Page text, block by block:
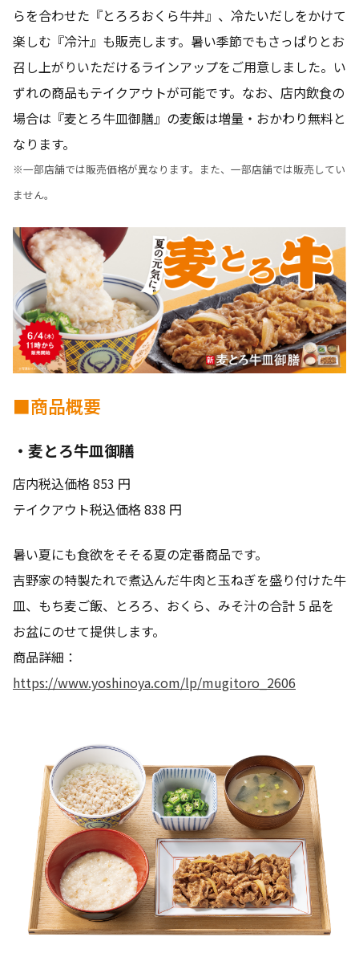
らを合わせた『とろろおくら牛丼』、冷たいだしをかけて
楽しむ『冷汁』も販売します。暑い季節でもさっぱりとお
召し上がりいただけるラインアップをご用意しました。い
ずれの商品もテイクアウトが可能です。なお、店内飲食の
場合は『麦とろ牛皿御膳』の麦飯は増量・おかわり無料と
なります。
※一部店舗では販売価格が異なります。また、一部店舗では販売してい
ません。
■商品概要
・麦とろ牛皿御膳
店内税込価格 853 円
テイクアウト税込価格 838 円
暑い夏にも食欲をそそる夏の定番商品です。
吉野家の特製たれで煮込んだ牛肉と玉ねぎを盛り付けた牛
皿、もち麦ご飯、とろろ、おくら、みそ汁の合計 5 品を
お盆にのせて提供します。
商品詳細：
https://www.yoshinoya.com/lp/mugitoro_2606